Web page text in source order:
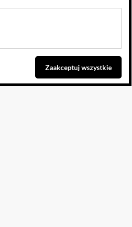
Zaakceptuj wszystkie